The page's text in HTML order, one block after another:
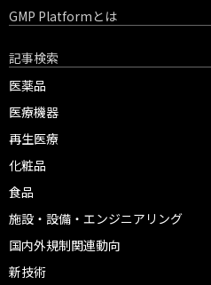
GMP Platformとは
記事検索
医薬品
医療機器
再生医療
化粧品
食品
施設・設備・エンジニアリング
国内外規制関連動向
新技術